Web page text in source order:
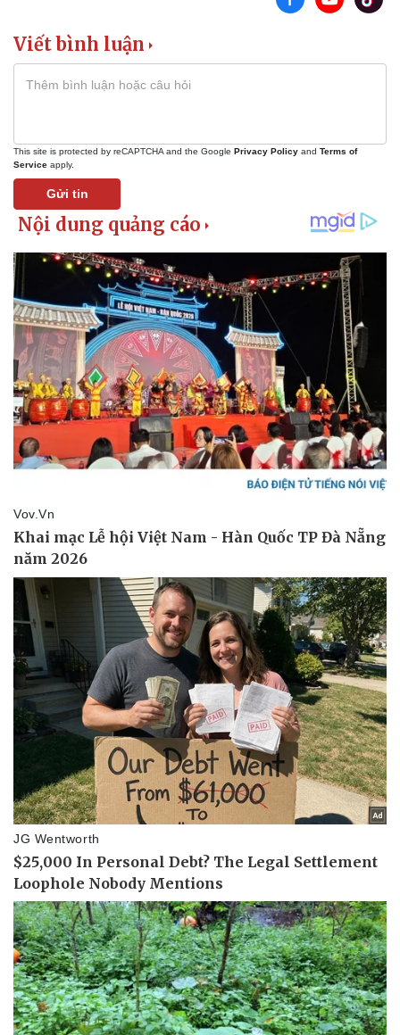
Pháp luật
Tin nóng
Tư vấn luật
Quân sự - Quốc phòng
Vũ khí
Việt Nam
Phân tích
Thể thao
Bóng đá
Lịch thi đấu bóng đá
Thế giới thể thao
eSports
Hậu trường
Ô tô - Xe máy
Ô tô
Xe máy
Tư vấn
Viết bình luận
This site is protected by reCAPTCHA and the Google Privacy Policy and Terms of
Service apply.
Gửi tin